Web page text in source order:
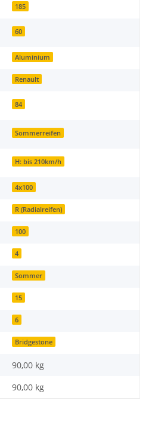
185
60
Aluminium
Renault
84
Sommerreifen
H: bis 210km/h
4x100
R (Radialreifen)
100
4
Sommer
15
6
Bridgestone
90,00 kg
90,00 kg